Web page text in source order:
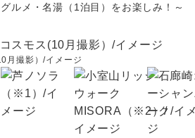
ルメ・名湯（1泊目）をお楽しみ！～
月撮影）/イメージ